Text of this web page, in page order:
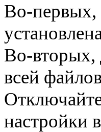
Во-первых,
Во-вторых,
всей
настройки